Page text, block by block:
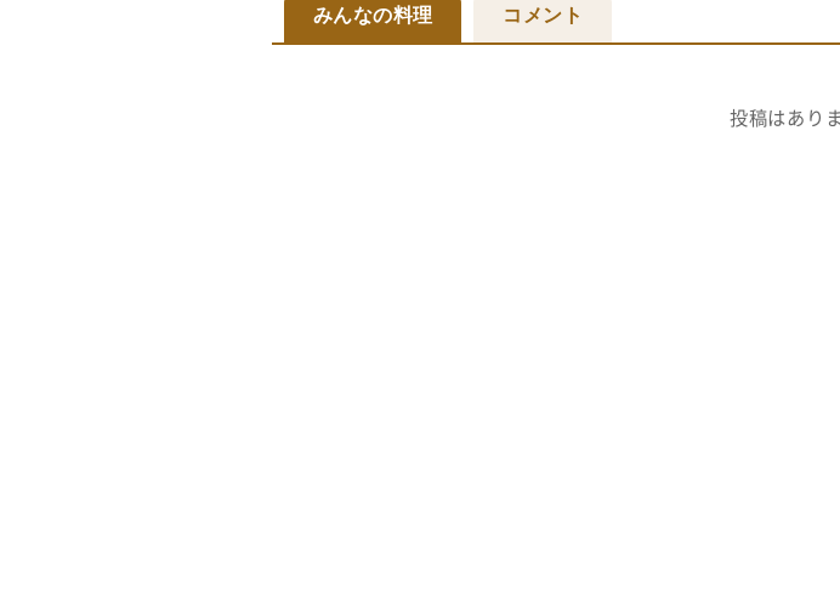
みんなの料理 コメント
投稿はあり